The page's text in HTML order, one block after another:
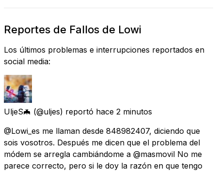
Reportes de Fallos de Lowi
Los últimos problemas e interrupciones reportados en
social media:
UljeS🦇 (@uljes) reportó hace 2 minutos
@Lowi_es me llaman desde 848982407, diciendo que
sois vosotros. Después me dicen que el problema del
módem se arregla cambiándome a @masmovil No me
parece correcto, pero si le doy la razón en que tengo